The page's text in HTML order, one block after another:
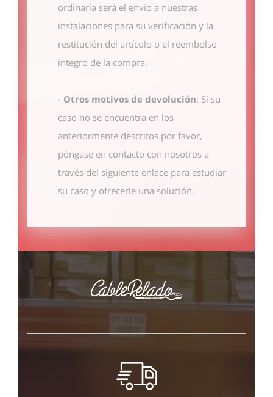
ordinaria será el envío a nuestras
instalaciones para su verificación y la
restitución del artículo o el reembolso
íntegro de la compra.
- Otros motivos de devolución: Si su
caso no se encuentra en los
anteriormente descritos por favor,
póngase en contacto con nosotros a
través del siguiente enlace para estudiar
su caso y ofrecerle una solución.